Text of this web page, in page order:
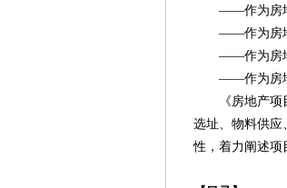
——作为房地
——作为房地
——作为房地
——作为房地
《房地产项目
选址、物料供应
性，着力阐述项